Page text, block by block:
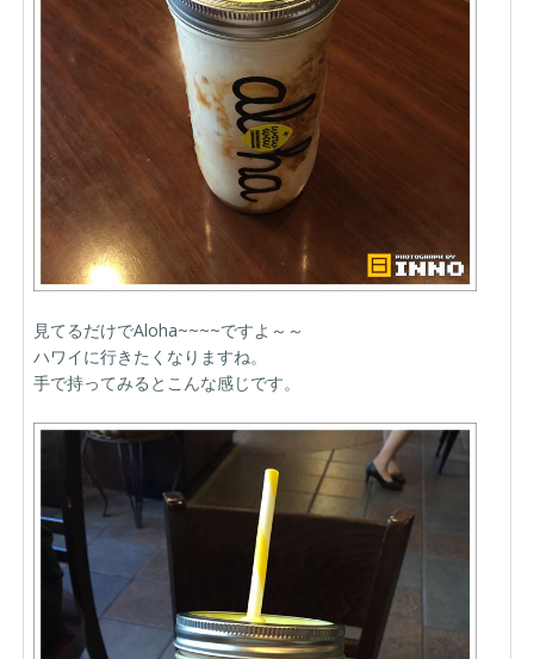
見てるだけでAloha~~~~ですよ～～
ハワイに行きたくなりますね。
手で持ってみるとこんな感じです。